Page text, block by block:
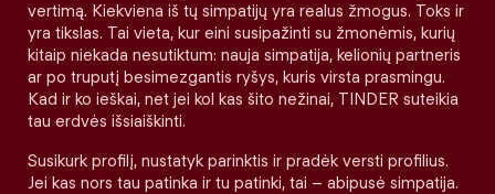
vertimą. Kiekviena iš tų simpatijų yra realus žmogus. Toks ir
yra tikslas. Tai vieta, kur eini susipažinti su žmonėmis, kurių
kitaip niekada nesutiktum: nauja simpatija, kelionių partneris
ar po truputį besimezgantis ryšys, kuris virsta prasmingu.
Kad ir ko ieškai, net jei kol kas šito nežinai, TINDER suteikia
tau erdvės išsiaiškinti.
Susikurk profilį, nustatyk parinktis ir pradėk versti profilius.
Jei kas nors tau patinka ir tu patinki, tai – abipusė simpatija.